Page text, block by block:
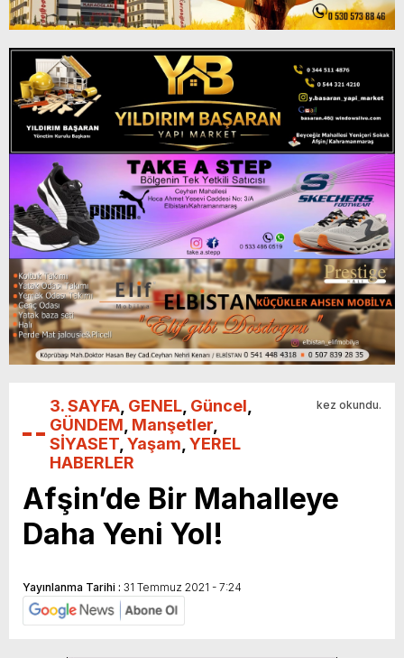
3. SAYFA GENEL Güncel
GÜNDEM Manşetler
SİYASET Yaşam YEREL
HABERLER
kez okundu.
Afşin’de Bir Mahalleye
Daha Yeni Yol!
Yayınlanma Tarihi : 31 Temmuz 2021 - 7:24